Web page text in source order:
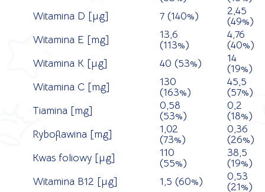
Witamina D [µg]
7 (140%)
2,45
(49%)
Witamina E [mg]
13,6
(113%)
4,76
(40%)
Witamina K [µg]
40 (53%)
14
(19%)
Witamina C [mg]
130
(163%)
45,5
(57%)
Tiamina [mg]
0,58
(53%)
0,2
(18%)
Ryboflawina [mg]
1,02
(73%)
0,36
(26%)
Kwas foliowy [µg]
110
(55%)
38,5
(19%)
Witamina B12 [µg]
1,5 (60%)
0,53
(21%)